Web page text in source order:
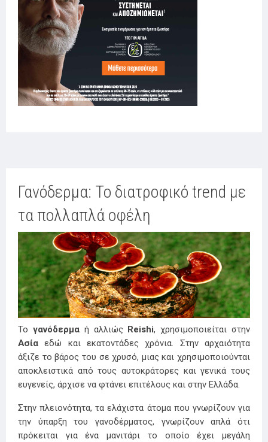
Γανόδερμα: To διατροφικό trend με
τα πολλαπλά οφέλη
Το γανόδερμαή αλλιώς Reishi, χρησιμοποιείται στην
Ασία εδώ και εκατοντάδες χρόνια. Στην αρχαιότητα
άξιζε το βάρος του σε χρυσό, μιας και χρησιμοποιούνται
αποκλειστικά από τους αυτοκράτορες και γενικά τους
ευγενείς, άρχισε να φτάνει επιτέλους και στην Ελλάδα.
Στην πλειονότητα, τα ελάχιστα άτομα που γνωρίζουν για
την ύπαρξη του γανοδέρματος, γνωρίζουν απλά ότι
πρόκειται για ένα μανιτάρι το οποίο έχει μεγάλη